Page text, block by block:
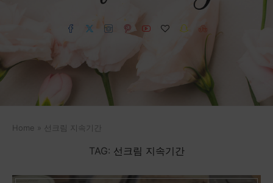
Home » 선크림 지속기간
TAG: 선크림 지속기간